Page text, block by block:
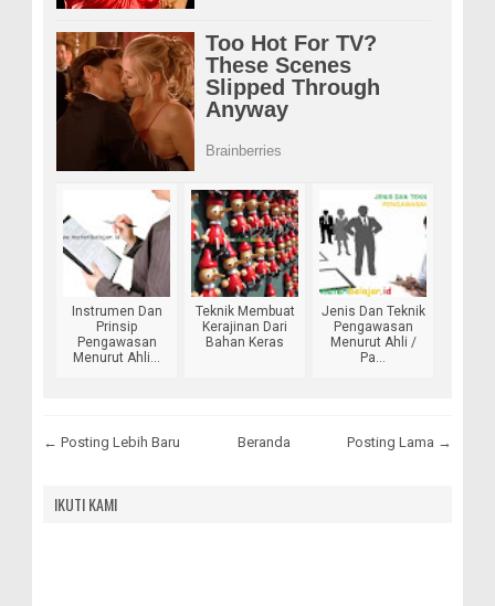
Instrumen Dan
Prinsip
Pengawasan
Menurut Ahli...
Teknik Membuat
Kerajinan Dari
Bahan Keras
Jenis Dan Teknik
Pengawasan
Menurut Ahli /
Pa...
← Posting Lebih Baru Posting Lama →
Beranda
IKUTI KAMI